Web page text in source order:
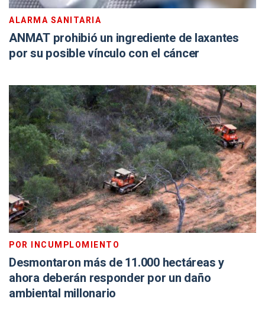
ALARMA SANITARIA
ANMAT prohibió un ingrediente de laxantes
por su posible vínculo con el cáncer
POR INCUMPLOMIENTO
Desmontaron más de 11.000 hectáreas y
ahora deberán responder por un daño
ambiental millonario